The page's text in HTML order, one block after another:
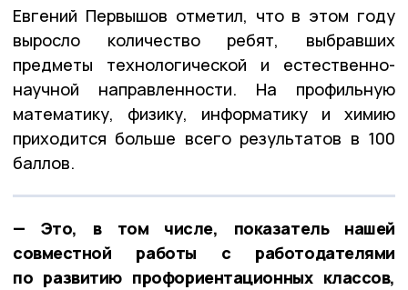
Евгений Первышов отметил, что в этом году
выросло количество ребят, выбравших
предметы технологической и естественно-
научной направленности. На профильную
математику, физику, информатику и химию
приходится больше всего результатов в 100
баллов.
— Это, в том числе, показатель нашей
совместной работы с работодателями
по развитию профориентационных классов,